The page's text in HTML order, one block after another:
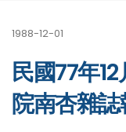
1988-12-01
民國77年
院南杏雜